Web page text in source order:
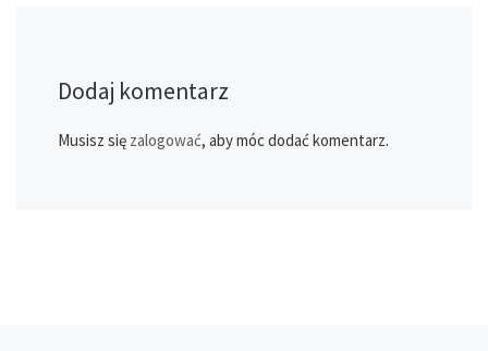
Dodaj komentarz
Musisz się zalogować, aby móc dodać komentarz.